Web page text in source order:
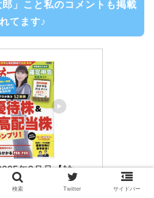
」こと私のコメントも掲載
てます♪
年3月号【雑
以上送料無料】
検索 Twitter サイドバー